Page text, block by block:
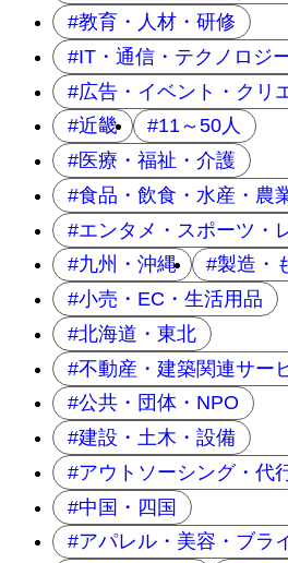
教育・人材・研修
IT・通信・テクノロジ
広告・イベント・クリ
近畿
11～50人
医療・福祉・介護
食品・飲食・水産・農
エンタメ・スポーツ・
九州・沖縄
製造・
小売・EC・生活用品
北海道・東北
不動産・建築関連サー
公共・団体・NPO
建設・土木・設備
アウトソーシング・代
中国・四国
アパレル・美容・ブラ